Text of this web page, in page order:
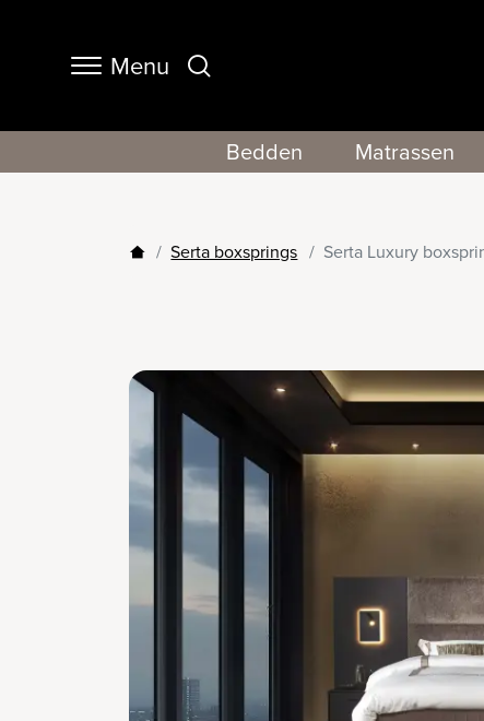
Navigation
Menu
Bedden Matrassen
Serta boxsprings Serta Luxury